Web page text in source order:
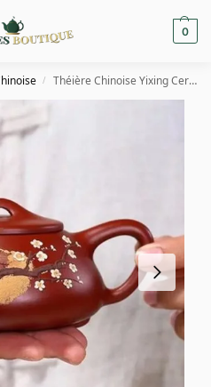
0
/ Théière Chinoise Yixing Cerisier en Argile 230ML